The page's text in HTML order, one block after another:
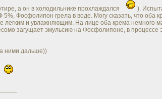
а он в холодильнике прохлаждался
).
Фосфолипон грела в воде. Могу сказать, что оба
и увлажняющим. На лице оба крема немного
загущает эмульсию на Фосфолипоне, в процессе
ними дальше))